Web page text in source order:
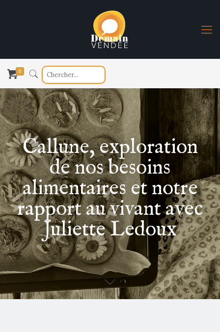
0
Callune, exploration
de nos besoins
alimentaires et notre
rapport au vivant avec
Juliette Ledoux